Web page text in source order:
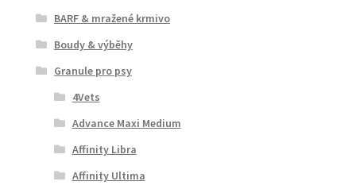
BARF & mražené krmivo
Boudy & výběhy
Granule pro psy
4Vets
Advance Maxi Medium
Affinity Libra
Affinity Ultima